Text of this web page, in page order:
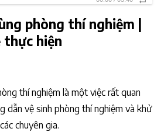
phòng thí nghiệm |
thực hiện
thí nghiệm là một việc rất quan
dẫn vệ sinh phòng thí nghiệm và khử
chuyên gia.